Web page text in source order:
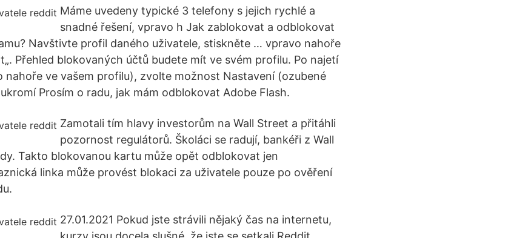
Máme uvedeny typické 3 telefony s jejich rychlé a
snadné řešení, vpravo h Jak zablokovat a odblokovat
Navštivte profil daného uživatele, stiskněte … vpravo nahoře
Přehled blokovaných účtů budete mít ve svém profilu. Po najetí
nahoře ve vašem profilu), zvolte možnost Nastavení (ozubené
Prosím o radu, jak mám odblokovat Adobe Flash.
Zamotali tím hlavy investorům na Wall Street a přitáhli
pozornost regulátorů. Školáci se radují, bankéři z Wall
Takto blokovanou kartu může opět odblokovat jen
linka může provést blokaci za uživatele pouze po ověření
27.01.2021 Pokud jste strávili nějaký čas na internetu,